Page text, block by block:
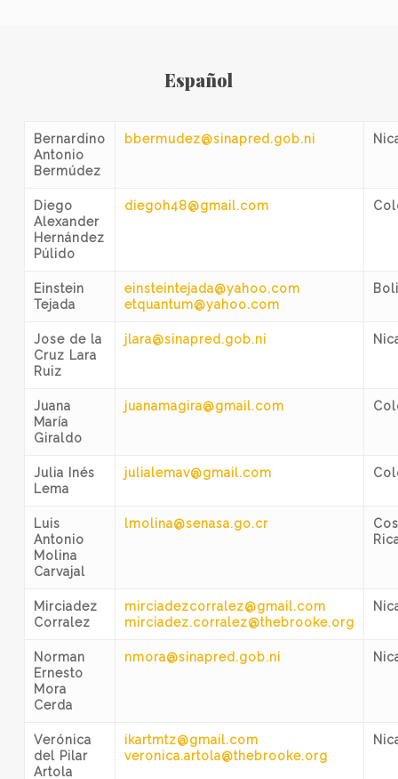
Español
Bernardino
Antonio
Bermúdez
bbermudez@sinapred.gob.ni
Diego
Alexander
Hernández
Púlido
diegoh48@gmail.com
Einstein
Tejada
einsteintejada@yahoo.com
etquantum@yahoo.com
Jose de la
Cruz Lara
Ruiz
jlara@sinapred.gob.ni
Juana
María
Giraldo
juanamagira@gmail.com
Julia Inés
Lema
julialemav@gmail.com
Luis
Antonio
Molina
Carvajal
lmolina@senasa.go.cr
Mirciadez
Corralez
mirciadezcorralez@gmail.com
mirciadez.corralez@thebrooke.org
Norman
Ernesto
Mora
Cerda
nmora@sinapred.gob.ni
Verónica
del Pilar
Artola
ikartmtz@gmail.com
veronica.artola@thebrooke.org